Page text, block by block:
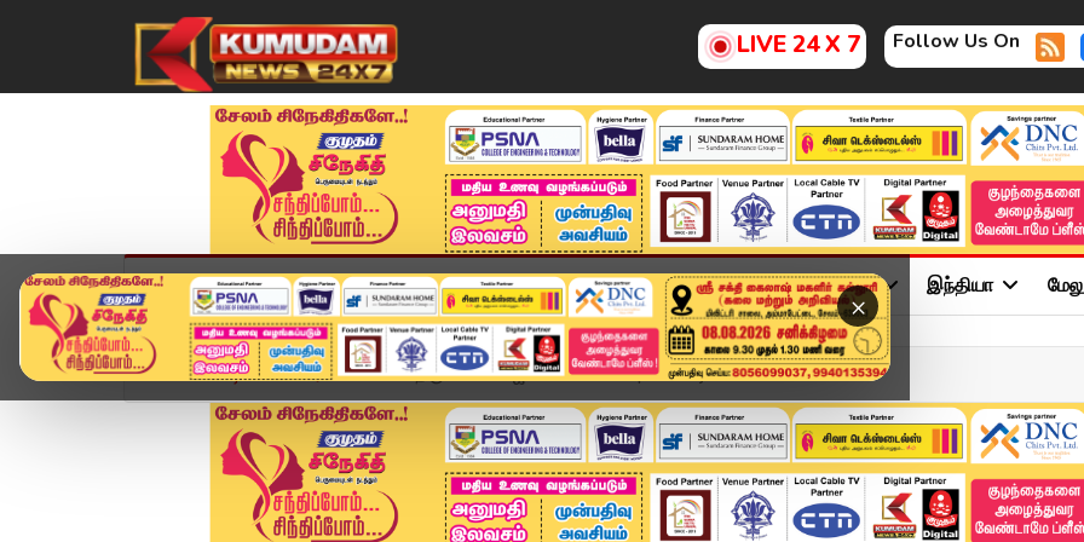
LIVE 24 X 7 Follow Us On
×
முகப்பு விளையாட்டு அண்மை தமிழ்நாடு சினிமா அரசியல் விளையாட்டு இந்தியா
Home வீடியோ ஸ்டோரி 🔴Live: திருச்சியில் விஜய் Road Show | TVK Vija...